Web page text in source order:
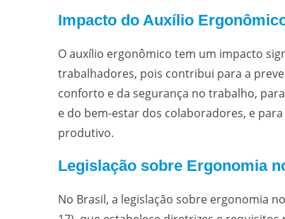
Impacto do Auxílio
O auxílio ergonômico tem um impacto
trabalhadores, pois contribui para a
conforto e da segurança no trabalho,
e do bem-estar dos colaboradores, e
produtivo.
Legislação sobre Ergonomia
No Brasil, a legislação sobre ergonomia